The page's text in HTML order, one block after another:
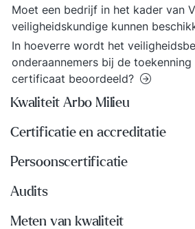
Moet een bedrijf in het kader van
veiligheidskundige kunnen
In hoeverre wordt het
onderaannemers bij de toekenning
certificaat beoordeeld?
Kwaliteit Arbo Milieu
Certificatie en accreditatie
Persoonscertificatie
Audits
Meten van kwaliteit